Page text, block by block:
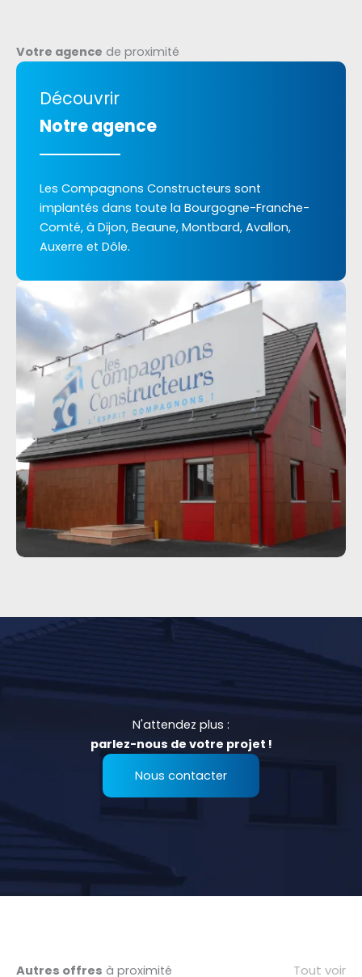
Votre agence de proximité
Découvrir
Notre agence
Les Compagnons Constructeurs sont
implantés dans toute la Bourgogne-Franche-
Comté, à Dijon, Beaune, Montbard, Avallon,
Auxerre et Dôle.
N'attendez plus :
parlez-nous de votre projet !
Nous contacter
Autres offres à proximité Tout voir